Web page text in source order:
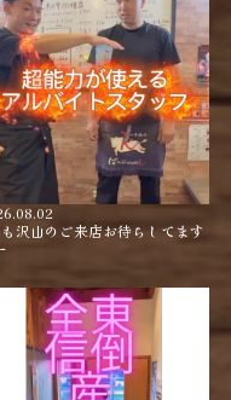
沢山のご来店お待ちしてます